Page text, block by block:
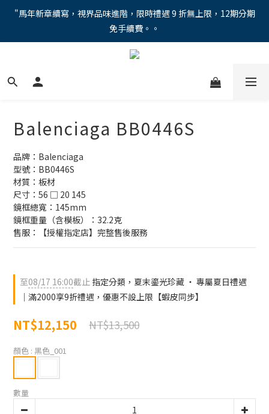
"馬年新章續寫，視界品味進階，限時禮遇 9 折無上限，12期分期
免手續費。。
"馬年新章續寫，視界品味進階，限時禮遇 9 折無上限，12期分期
免手續費。。
全新上市【全視線第九代變色鏡片GEN S】，門市配鏡享限時體驗
"馬年新章續寫，視界品味進階，限時禮遇 9 折無上限，12期分期
Balenciaga BB0446S
品牌：Balenciaga
型號：BB0446S
材質：板材
尺寸：56 □ 20 145
鏡框總寬：145mm
鏡框重量（含模板）：32.2克
售服：【授權指定店】完整售後服務
至08/17 16:00截止 指定分類，夏末鎏光珍藏 ‧ 專屬夏日禮遇
｜滿2000享9折禮遇，優惠不設上限【蝦皮同步】
NT$12,150 NT$13,500
顏色 : 黑色_001
數量